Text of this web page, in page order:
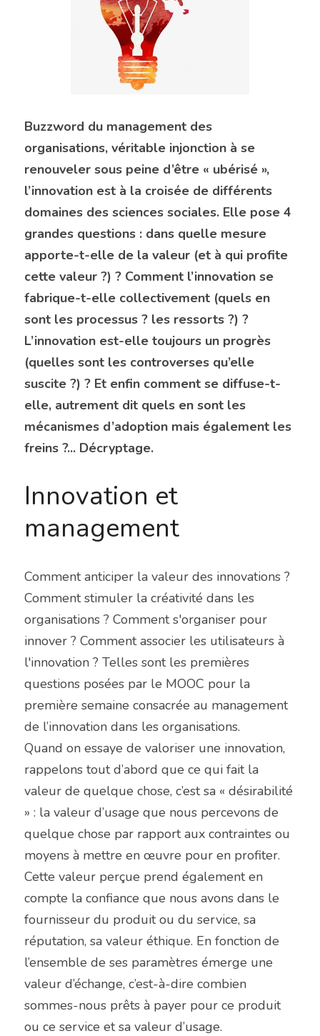
Buzzword du management des
organisations, véritable injonction à se
renouveler sous peine d’être « ubérisé »,
l’innovation est à la croisée de différents
domaines des sciences sociales. Elle pose 4
grandes questions : dans quelle mesure
apporte-t-elle de la valeur (et à qui profite
cette valeur ?) ? Comment l’innovation se
fabrique-t-elle collectivement (quels en
sont les processus ? les ressorts ?) ?
L’innovation est-elle toujours un progrès
(quelles sont les controverses qu’elle
suscite ?) ? Et enfin comment se diffuse-t-
elle, autrement dit quels en sont les
mécanismes d’adoption mais également les
freins ?... Décryptage.
Innovation et
management
Comment anticiper la valeur des innovations ?
Comment stimuler la créativité dans les
organisations ? Comment s'organiser pour
innover ? Comment associer les utilisateurs à
l'innovation ? Telles sont les premières
questions posées par le MOOC pour la
première semaine consacrée au management
de l’innovation dans les organisations.
Quand on essaye de valoriser une innovation,
rappelons tout d’abord que ce qui fait la
valeur de quelque chose, c’est sa « désirabilité
» : la valeur d’usage que nous percevons de
quelque chose par rapport aux contraintes ou
moyens à mettre en œuvre pour en profiter.
Cette valeur perçue prend également en
compte la confiance que nous avons dans le
fournisseur du produit ou du service, sa
réputation, sa valeur éthique. En fonction de
l’ensemble de ses paramètres émerge une
valeur d’échange, c’est-à-dire combien
sommes-nous prêts à payer pour ce produit
ou ce service et sa valeur d’usage.